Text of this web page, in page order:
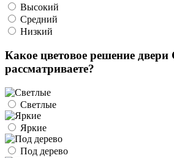
Высокий
Средний
Низкий
Какое цветовое решение
рассматриваете?
Светлые
Яркие
Под дерево